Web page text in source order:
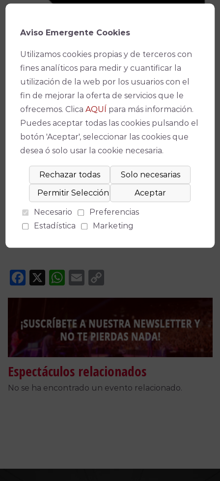
- Solicita el Bono Cultural aquí.*
Ficha técnica
Teatro
Gran Teatro
Fecha(s)
23/05/2024 - 20:00
Precio
Facebook
X WhatsApp
Email
Link
Espectáculos relacionados
No se ha encontrado un evento relacionado.
Aviso Emergente Cookies
Utilizamos cookies propias y de terceros con
fines analíticos para medir y cuantificar la
utilización de la web por los usuarios con el
fin de mejorar la oferta de servicios que le
ofrecemos. ClicaAQUÍ para más información.
Puedes aceptar todas las cookies pulsando el
botón 'Aceptar', seleccionar las cookies que
desea ó solo usar la cookie necesaria.
Necesario
Preferencias
Estadística
Marketing